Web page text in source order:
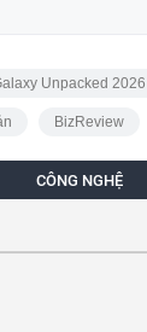
Unpacked 2026
BizReview
CÔNG NGHỆ